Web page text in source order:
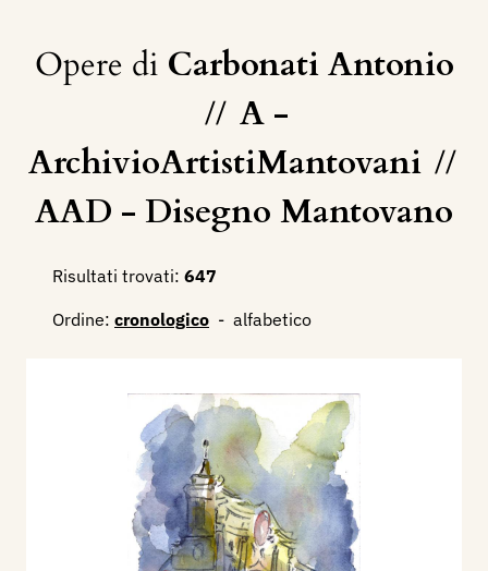
Opere di Carbonati Antonio
// A -
ArchivioArtistiMantovani //
AAD - Disegno Mantovano
Risultati trovati: 647
Ordine: cronologico - alfabetico